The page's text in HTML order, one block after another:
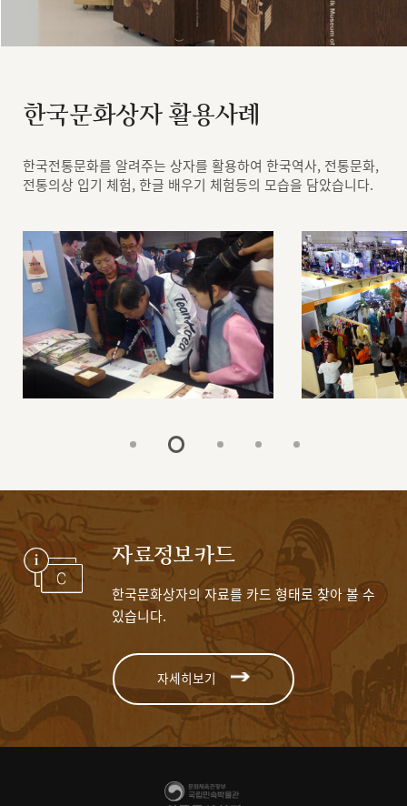
한국문화상자 활용사례
한국전통문화를 알려주는 상자를 활용하여 한국역사, 전통문화,
전통의상 입기 체험, 한글 배우기 체험등의 모습을 담았습니다.
자료정보카드
한국문화상자의 자료를 카드 형태로 찾아 볼 수
있습니다.
자세히보기